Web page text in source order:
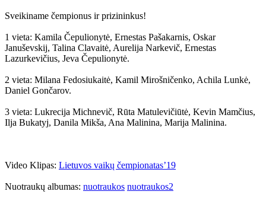
Sveikiname čempionus ir prizininkus!
1 vieta: Kamila Čepulionytė, Ernestas Pašakarnis, Oskar
Januševskij, Talina Clavaitė, Aurelija Narkevič, Ernestas
Lazurkevičius, Jeva Čepulionytė.
2 vieta: Milana Fedosiukaitė, Kamil Mirošničenko, Achila Lunkė,
Daniel Gončarov.
3 vieta: Lukrecija Michnevič, Rūta Matulevičiūtė, Kevin Mamčius,
Ilja Bukatyj, Danila Mikša, Ana Malinina, Marija Malinina.
Video Klipas: Lietuvos vaikų čempionatas’19
Nuotraukų albumas: nuotraukos nuotraukos2